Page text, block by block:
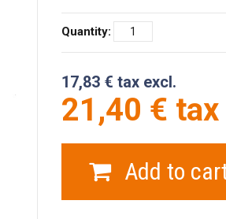
Quantity:
17,83 € tax excl.
21,40 €
Add to